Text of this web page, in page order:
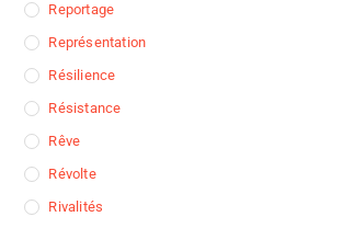
Reportage
Représentation
Résilience
Résistance
Rêve
Révolte
Rivalités